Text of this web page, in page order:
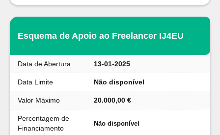
Esquema de Apoio ao Freelancer IJ4EU
Data de Abertura 13-01-2025
Data Limite Não disponível
Valor Máximo 20.000,00 €
Percentagem de
Financiamento
Não disponível